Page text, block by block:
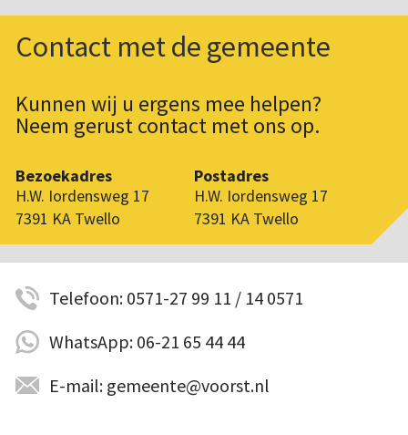
Contact met de gemeente
Kunnen wij u ergens mee helpen?
Neem gerust contact met ons op.
Bezoekadres
H.W. Iordensweg 17
7391 KA Twello
Postadres
H.W. Iordensweg 17
7391 KA Twello
Telefoon: 0571-27 99 11 / 14 0571
WhatsApp: 06-21 65 44 44
E-mail: gemeente@voorst.nl